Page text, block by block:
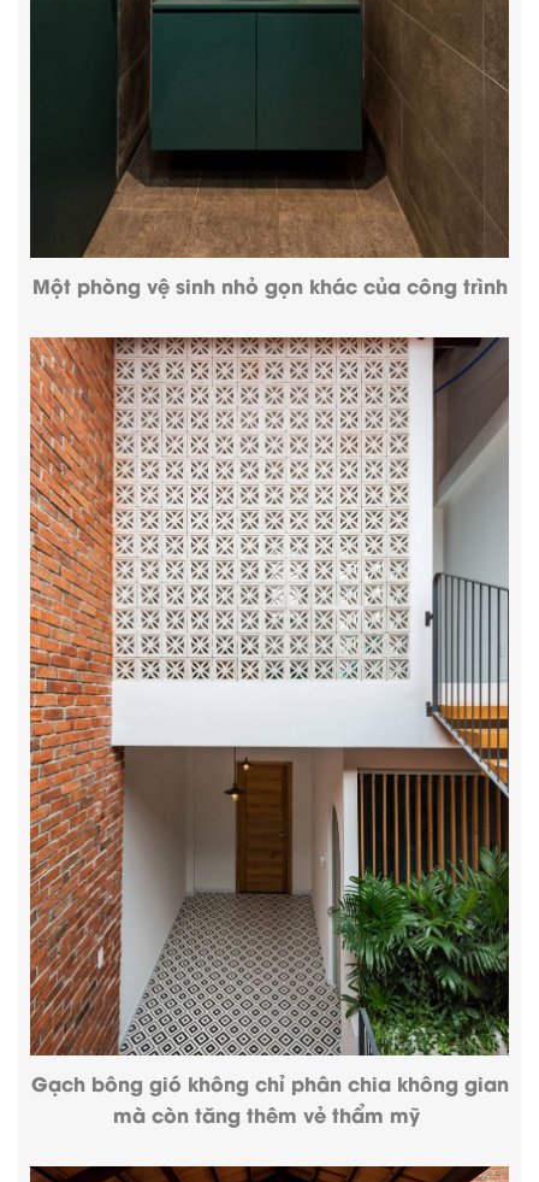
Một phòng vệ sinh nhỏ gọn khác của công trình
Gạch bông gió không chỉ phân chia không gian
mà còn tăng thêm vẻ thẩm mỹ